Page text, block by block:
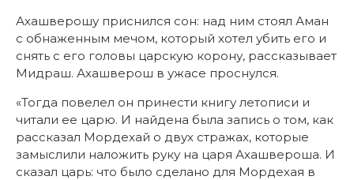
Ахашверошу приснился сон: над ним стоял Аман
с обнаженным мечом, который хотел убить его и
снять с его головы царскую корону, рассказывает
Мидраш. Ахашверош в ужасе проснулся.
«Тогда повелел он принести книгу летописи и
читали ее царю. И найдена была запись о том, как
рассказал Мордехай о двух стражах, которые
замыслили наложить руку на царя Ахашвероша. И
сказал царь: что было сделано для Мордехая в